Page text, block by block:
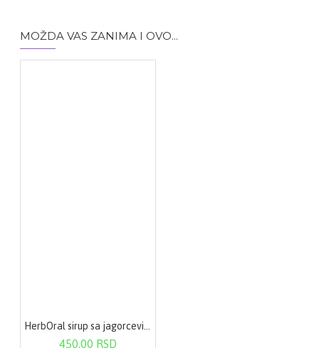
MOŽDA VAS ZANIMA I OVO...
450,00 RSD